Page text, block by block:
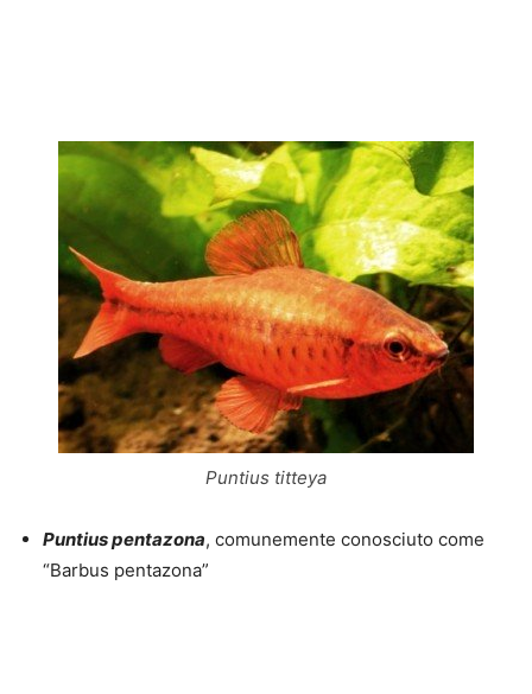
Puntius titteya
Puntius pentazona, comunemente conosciuto come
“Barbus pentazona”